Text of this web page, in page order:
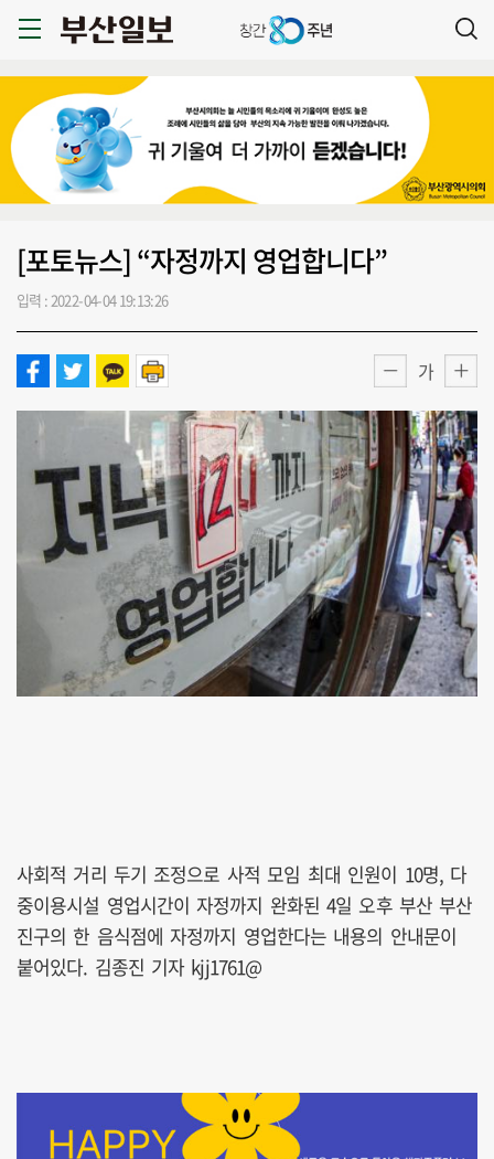
[포토뉴스] “자정까지 영업합니다”
입력 : 2022-04-04 19:13:26
가
사회적 거리 두기 조정으로 사적 모임 최대 인원이 10명, 다
중이용시설 영업시간이 자정까지 완화된 4일 오후 부산 부산
진구의 한 음식점에 자정까지 영업한다는 내용의 안내문이
붙어있다. 김종진 기자 kjj1761@